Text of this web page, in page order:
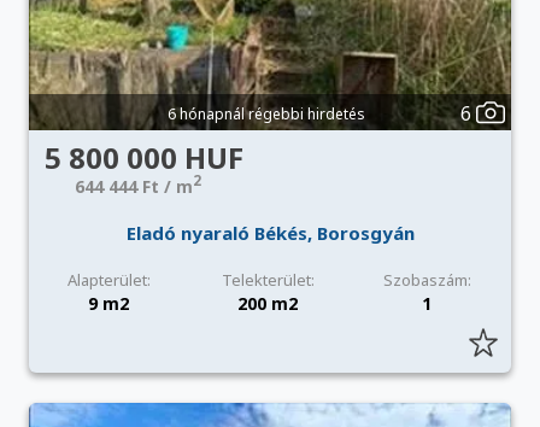
6 hónapnál régebbi hirdetés 6
5 800 000 HUF
644 444 Ft / m2
Eladó nyaraló Békés, Borosgyán
Alapterület: Telekterület: Szobaszám:
9 m2 200 m2 1